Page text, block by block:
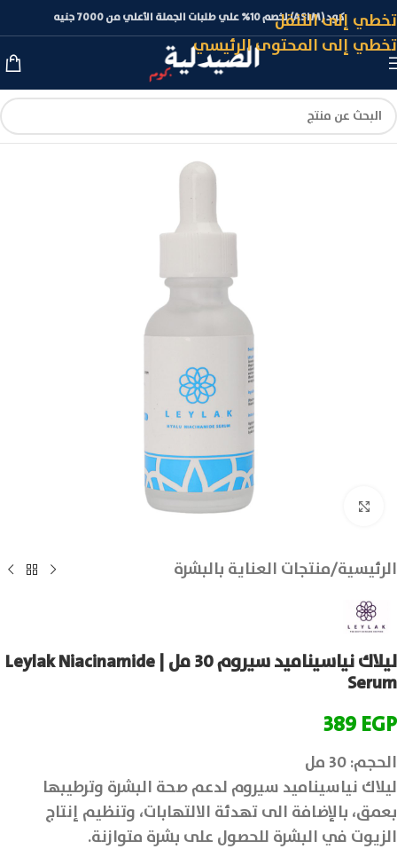
تخطي إلى التنقل
تخطي إلى المحتوى الرئيسي
كود (ASLM) لخصم 10% علي طلبات الجملة الأعلي من 7000 جنيه
الرئيسية/منتجات العناية بالبشرة
ليلاك نياسيناميد سيروم 30 مل | Leylak Niacinamide
Serum
389EGP
الحجم: 30 مل
ليلاك نياسيناميد سيروم لدعم صحة البشرة وترطيبها
بعمق، بالإضافة الى تهدئة الالتهابات، وتنظيم إنتاج
الزيوت في البشرة للحصول على بشرة متوازنة.